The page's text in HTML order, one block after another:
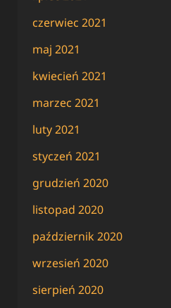
czerwiec 2021
maj 2021
kwiecień 2021
marzec 2021
luty 2021
styczeń 2021
grudzień 2020
listopad 2020
październik 2020
wrzesień 2020
sierpień 2020